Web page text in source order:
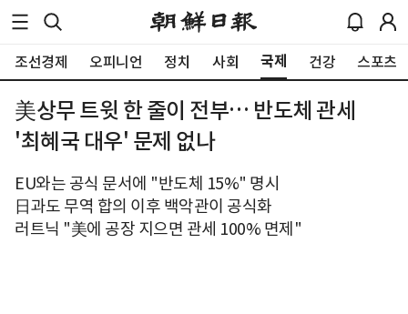
조선경제 오피니언 정치 사회 국제 건강 스포츠
美상무 트윗 한 줄이 전부… 반도체 관세
'최혜국 대우' 문제 없나
EU와는 공식 문서에 "반도체 15%" 명시
日과도 무역 합의 이후 백악관이 공식화
러트닉 "美에 공장 지으면 관세 100% 면제"